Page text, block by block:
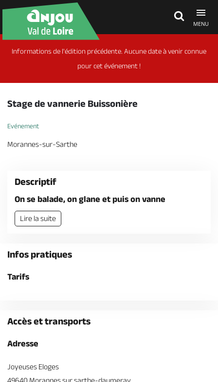
MENU
Découvrir
Agenda
Billetterie en ligne
Informations de l'édition précédente. Aucune date à venir connue
pour cet événement !
Stage de vannerie Buissonière
Evénement
Morannes-sur-Sarthe
Descriptif
On se balade, on glane et puis on vanne
Lire la suite
Infos pratiques
Tarifs
Accès et transports
Adresse
Joyeuses Eloges
49640 Morannes sur sarthe-daumeray